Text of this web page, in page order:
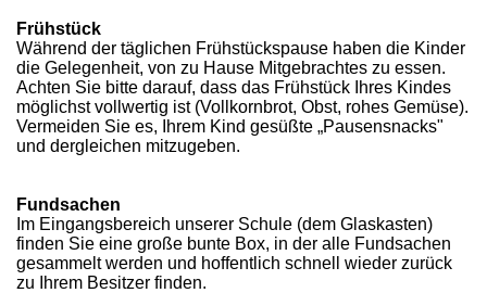
Frühstück
Während der täglichen Frühstückspause haben die Kinder
die Gelegenheit, von zu Hause Mitgebrachtes zu essen.
Achten Sie bitte darauf, dass das Frühstück Ihres Kindes
möglichst vollwertig ist (Vollkornbrot, Obst, rohes Gemüse).
Vermeiden Sie es, Ihrem Kind gesüßte „Pausensnacks"
und dergleichen mitzugeben.
Fundsachen
Im Eingangsbereich unserer Schule (dem Glaskasten)
finden Sie eine große bunte Box, in der alle Fundsachen
gesammelt werden und hoffentlich schnell wieder zurück
zu Ihrem Besitzer finden.